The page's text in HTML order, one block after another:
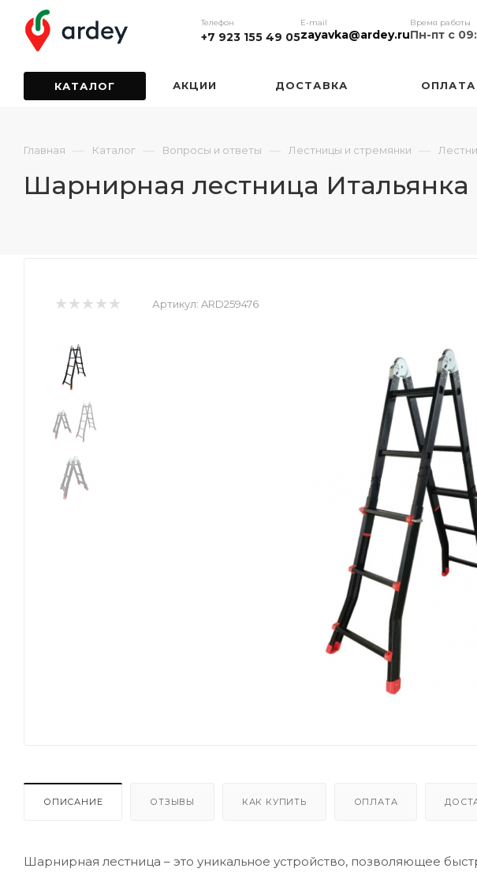
Телефон
+7 923 155 49 05
E-mail
zayavka@ardey.ru
Время работы
Пн-пт с
КАТАЛОГ АКЦИИ ДОСТАВКА ОПЛАТА
Главная — Каталог — Вопросы и ответы — Лестницы и стремянки —
Шарнирная лестница Итальянка
Артикул: ARD259476
ОПИСАНИЕ ОТЗЫВЫ КАК КУПИТЬ ОПЛАТА
Шарнирная лестница – это уникальное устройство, позволяющее